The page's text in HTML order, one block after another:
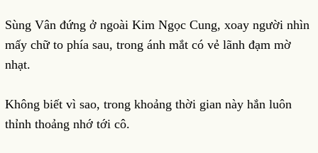
Sùng Vân đứng ở ngoài Kim Ngọc Cung, xoay người nhìn
mấy chữ to phía sau, trong ánh mắt có vẻ lãnh đạm mờ
nhạt.
Không biết vì sao, trong khoảng thời gian này hắn luôn
thỉnh thoảng nhớ tới cô.